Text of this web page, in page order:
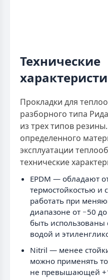
Технические
Прокладки для
разборного типа
из трех типов
определенного
эксплуатации
технические
EPDM — обладают
термостойкостью и
работать при
диапазоне от −50
быть использованы
водой и
Nitril — менее
можно применять
не превышающей